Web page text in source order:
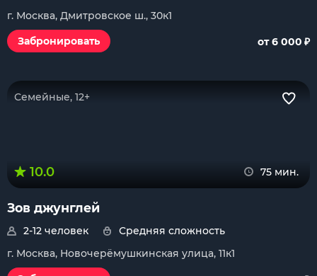
г. Москва, Дмитровское ш., 30к1
Забронировать
от 6 000 ₽
Семейные, 12+
10.0 75 мин.
Зов джунглей
2-12 человек
Средняя сложность
г. Москва, Новочерёмушкинская улица, 11к1